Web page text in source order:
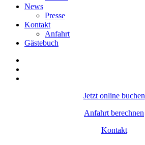
News
Presse
Kontakt
Anfahrt
Gästebuch
Jetzt online buchen
Anfahrt berechnen
Kontakt